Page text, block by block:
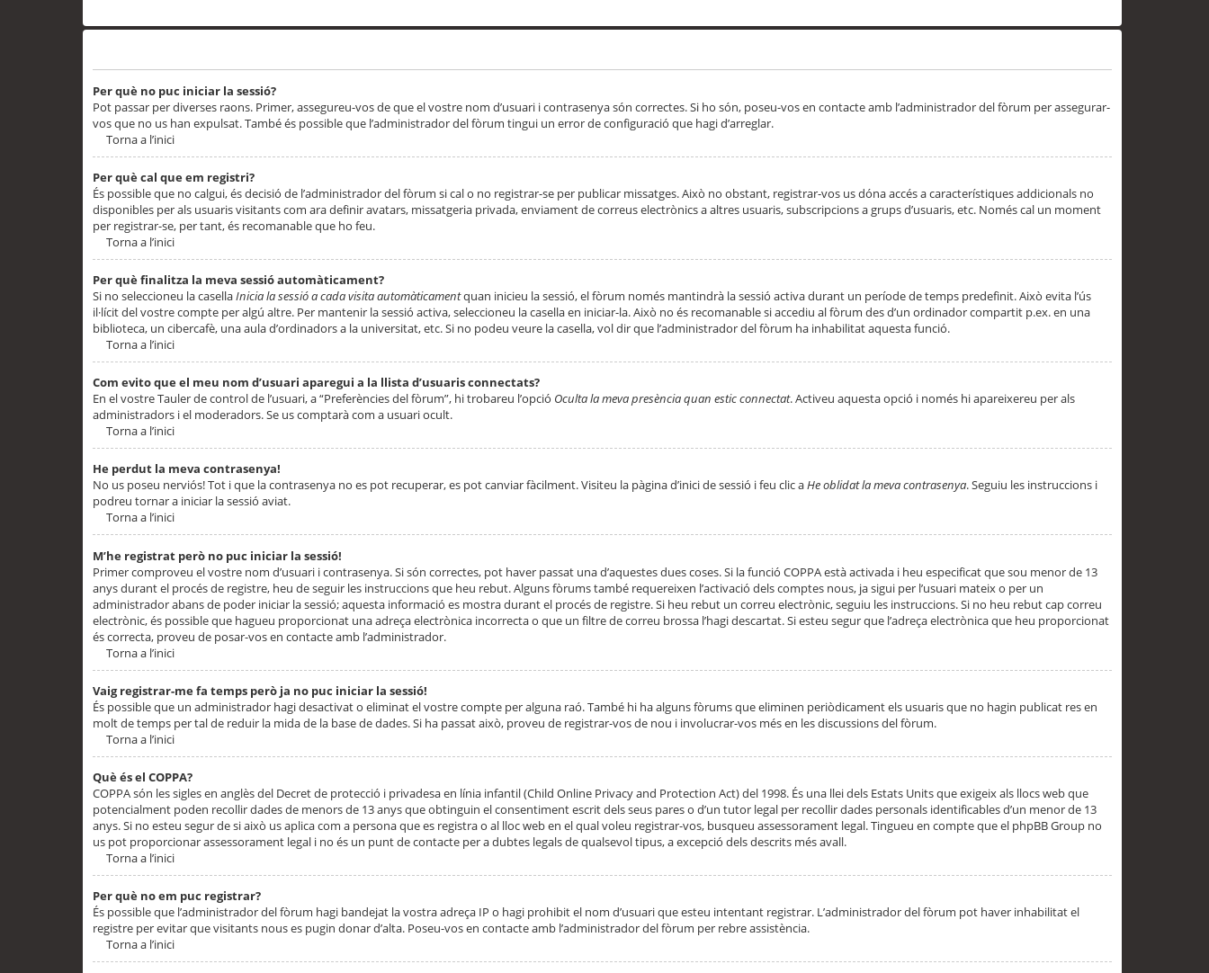
Per què no puc iniciar la sessió?
Pot passar per diverses raons. Primer, assegureu-vos de que el vostre nom d’usuari i contrasenya són correctes. Si ho són, poseu-vos en contacte amb l’administrador del fòrum per assegurar-
vos que no us han expulsat. També és possible que l’administrador del fòrum tingui un error de configuració que hagi d’arreglar.
Torna a l’inici
Per què cal que em registri?
És possible que no calgui, és decisió de l’administrador del fòrum si cal o no registrar-se per publicar missatges. Això no obstant, registrar-vos us dóna accés a característiques addicionals no
disponibles per als usuaris visitants com ara definir avatars, missatgeria privada, enviament de correus electrònics a altres usuaris, subscripcions a grups d’usuaris, etc. Només cal un moment
per registrar-se, per tant, és recomanable que ho feu.
Torna a l’inici
Per què finalitza la meva sessió automàticament?
Si no seleccioneu la casellaInicia la sessió a cada visita automàticamentquan inicieu la sessió, el fòrum només mantindrà la sessió activa durant un període de temps predefinit. Això evita l’ús
il·lícit del vostre compte per algú altre. Per mantenir la sessió activa, seleccioneu la casella en iniciar-la. Això no és recomanable si accediu al fòrum des d’un ordinador compartit p.ex. en una
biblioteca, un cibercafè, una aula d’ordinadors a la universitat, etc. Si no podeu veure la casella, vol dir que l’administrador del fòrum ha inhabilitat aquesta funció.
Torna a l’inici
Com evito que el meu nom d’usuari aparegui a la llista d’usuaris connectats?
En el vostre Tauler de control de l’usuari, a “Preferències del fòrum”, hi trobareu l’opció Oculta la meva presència quan estic connectat. Activeu aquesta opció i només hi apareixereu per als
administradors i el moderadors. Se us comptarà com a usuari ocult.
Torna a l’inici
He perdut la meva contrasenya!
No us poseu nerviós! Tot i que la contrasenya no es pot recuperar, es pot canviar fàcilment. Visiteu la pàgina d’inici de sessió i feu clic aHe oblidat la meva contrasenya. Seguiu les instruccions i
podreu tornar a iniciar la sessió aviat.
Torna a l’inici
M’he registrat però no puc iniciar la sessió!
Primer comproveu el vostre nom d’usuari i contrasenya. Si són correctes, pot haver passat una d’aquestes dues coses. Si la funció COPPA està activada i heu especificat que sou menor de 13
anys durant el procés de registre, heu de seguir les instruccions que heu rebut. Alguns fòrums també requereixen l’activació dels comptes nous, ja sigui per l’usuari mateix o per un
administrador abans de poder iniciar la sessió; aquesta informació es mostra durant el procés de registre. Si heu rebut un correu electrònic, seguiu les instruccions. Si no heu rebut cap correu
electrònic, és possible que hagueu proporcionat una adreça electrònica incorrecta o que un filtre de correu brossa l’hagi descartat. Si esteu segur que l’adreça electrònica que heu proporcionat
és correcta, proveu de posar-vos en contacte amb l’administrador.
Torna a l’inici
Vaig registrar-me fa temps però ja no puc iniciar la sessió!
És possible que un administrador hagi desactivat o eliminat el vostre compte per alguna raó. També hi ha alguns fòrums que eliminen periòdicament els usuaris que no hagin publicat res en
molt de temps per tal de reduir la mida de la base de dades. Si ha passat això, proveu de registrar-vos de nou i involucrar-vos més en les discussions del fòrum.
Torna a l’inici
Què és el COPPA?
COPPA són les sigles en anglès del Decret de protecció i privadesa en línia infantil (Child Online Privacy and Protection Act) del 1998. És una llei dels Estats Units que exigeix als llocs web que
potencialment poden recollir dades de menors de 13 anys que obtinguin el consentiment escrit dels seus pares o d’un tutor legal per recollir dades personals identificables d’un menor de 13
anys. Si no esteu segur de si això us aplica com a persona que es registra o al lloc web en el qual voleu registrar-vos, busqueu assessorament legal. Tingueu en compte que el phpBB Group no
us pot proporcionar assessorament legal i no és un punt de contacte per a dubtes legals de qualsevol tipus, a excepció dels descrits més avall.
Torna a l’inici
Per què no em puc registrar?
És possible que l’administrador del fòrum hagi bandejat la vostra adreça IP o hagi prohibit el nom d’usuari que esteu intentant registrar. L’administrador del fòrum pot haver inhabilitat el
registre per evitar que visitants nous es pugin donar d’alta. Poseu-vos en contacte amb l’administrador del fòrum per rebre assistència.
Torna a l’inici